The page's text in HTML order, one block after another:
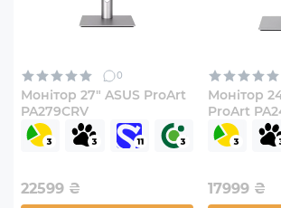
0
Монітор 27" ASUS ProArt
PA279CRV
22599 ₴
Монітор
ProArt
17999 ₴